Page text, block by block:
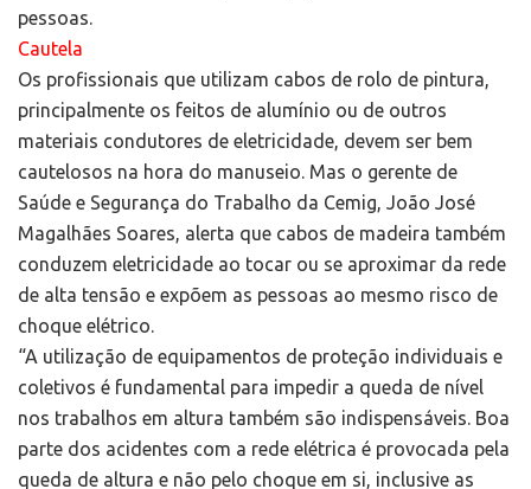
pessoas.
Cautela
Os profissionais que utilizam cabos de rolo de pintura,
principalmente os feitos de alumínio ou de outros
materiais condutores de eletricidade, devem ser bem
cautelosos na hora do manuseio. Mas o gerente de
Saúde e Segurança do Trabalho da Cemig, João José
Magalhães Soares, alerta que cabos de madeira também
conduzem eletricidade ao tocar ou se aproximar da rede
de alta tensão e expõem as pessoas ao mesmo risco de
choque elétrico.
“A utilização de equipamentos de proteção individuais e
coletivos é fundamental para impedir a queda de nível
nos trabalhos em altura também são indispensáveis. Boa
parte dos acidentes com a rede elétrica é provocada pela
queda de altura e não pelo choque em si, inclusive as